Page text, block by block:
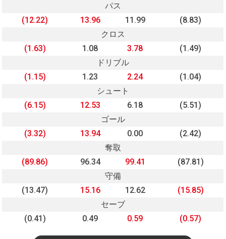
パス
(12.22)
13.96 11.99
(8.83)
クロス
(1.63)
1.08 3.78
(1.49)
ドリブル
(1.15)
1.23 2.24
(1.04)
シュート
(6.15)
12.53 6.18
(5.51)
ゴール
(3.32)
13.94 0.00
(2.42)
奪取
(89.86)
96.34 99.41
(87.81)
守備
(13.47)
15.16 12.62
(15.85)
セーブ
(0.41)
0.49 0.59 (0.57)